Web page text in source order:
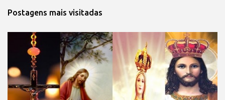
Postagens mais visitadas